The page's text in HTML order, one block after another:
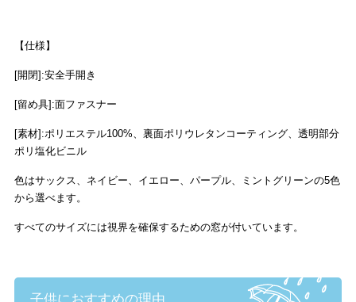
【仕様】
[開閉]:安全手開き
[留め具]:面ファスナー
[素材]:ポリエステル100%、裏面ポリウレタンコーティング、透明部分
ポリ塩化ビニル
色はサックス、ネイビー、イエロー、パープル、ミントグリーンの5色
から選べます。
すべてのサイズには視界を確保するための窓が付いています。